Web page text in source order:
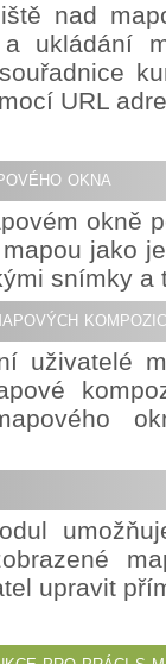
nad
ukládání
URL
okna
okně
jako
snímky a
uživatelé
upravit